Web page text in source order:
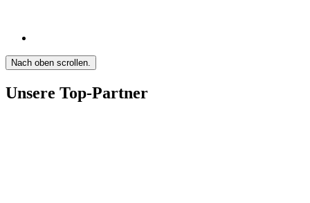
Nach oben scrollen.
Unsere Top-Partner